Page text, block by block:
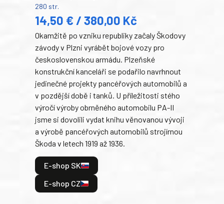
280 str.
14,50 € / 380,00 Kč
Okamžitě po vzniku republiky začaly Škodovy
závody v Plzni vyrábět bojové vozy pro
československou armádu. Plzeňské
konstrukční kanceláři se podařilo navrhnout
jedinečné projekty pancéřových automobilů a
v pozdější době i tanků. U příležitosti stého
výročí výroby obrněného automobilu PA-II
jsme si dovolili vydat knihu věnovanou vývoji
a výrobě pancéřových automobilů strojírnou
Škoda v letech 1919 až 1936.
E-shop SK
E-shop CZ